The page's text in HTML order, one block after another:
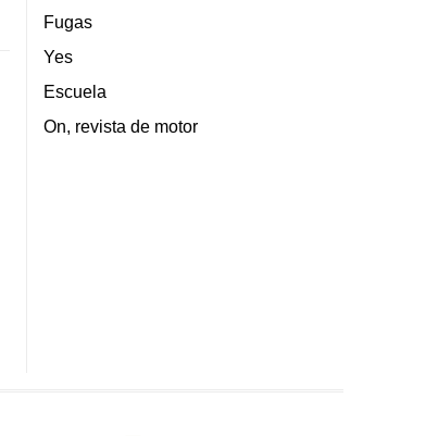
Fugas
Yes
Escuela
On, revista de motor